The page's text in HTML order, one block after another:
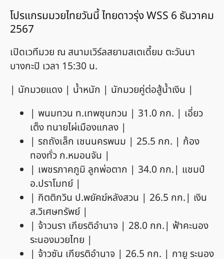
โปรแกรมมวยไทยวันนี้ ไทยดาวรุ่ง WSS 6 ธันวาคม
2567
เปิดเวทีมวย ณ สนามเวิร์ลสยามสเตเดี้ยม ตะวันนา
บางกะปิ เวลา 15:30 น.
| นักมวยแดง | น้ำหนัก | นักมวยคู่ต่อสู้น้ำเงิน |
| พนมทวน ท.เทพซุนกวน | 31.0 กก. | เอี่ยว
เต็ง ทนายไผ่เมืองแกลง |
| รถถังเล็ก เชนนครพนม | 25.5 กก. | ก้อง
ทองทั่ว ก.หมอนจัน |
| เพชรภาคภูมิ ลูกพ่อตาก | 34.0 กก.| แชมป์
อ.ปราโมทย์ |
| กิตติกวิน ป.พยัคฆ์หลังสวน | 26.5 กก.| เงิน
ส.วิเศษทรัพย์ |
| จ้าวนรา เกียรติอำนาจ | 28.0 กก.| ฟ้าคะนอง
ระนองมวยไทย |
| จ้าวซัน เกียรติอำนาจ | 26.5 กก. | กายู ระนอง